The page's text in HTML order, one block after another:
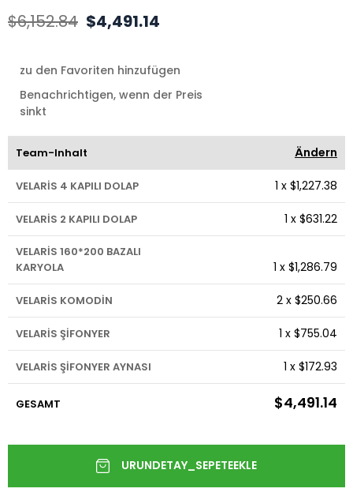
$6,152.84 $4,491.14
zu den Favoriten hinzufügen
Benachrichtigen, wenn der Preis
sinkt
Team-Inhalt Ändern
VELARİS 4 KAPILI DOLAP 1 x $1,227.38
VELARİS 2 KAPILI DOLAP 1 x $631.22
VELARİS 160*200 BAZALI
KARYOLA
1 x $1,286.79
VELARİS KOMODİN 2 x $250.66
VELARİS ŞİFONYER 1 x $755.04
VELARİS ŞİFONYER AYNASI 1 x $172.93
GESAMT $4,491.14